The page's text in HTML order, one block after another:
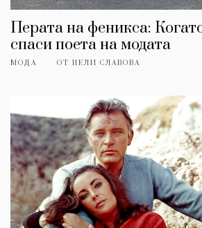
Перата на феникса:
спаси поета на модата
МОДА ОТ НЕЛИ СЛАВОВА